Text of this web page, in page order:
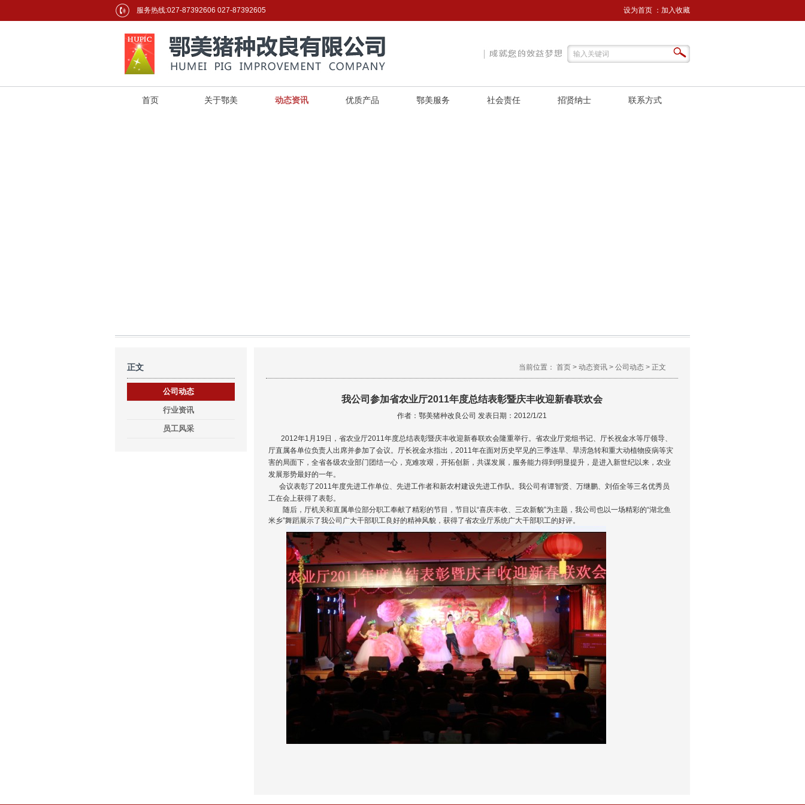
服务热线:027-87392606 027-87392605 设为首页 ： 加入收藏
首页 关于鄂美 动态资讯 优质产品 鄂美服务 社会责任 招贤纳士 联系方式
正文
公司动态
行业资讯
员工风采
当前位置： 首页 > 动态资讯 > 公司动态 > 正文
我公司参加省农业厅2011年度总结表彰暨庆丰收迎新春联欢会
作者：鄂美猪种改良公司 发表日期：2012/1/21
2012年1月19日，省农业厅2011年度总结表彰暨庆丰收迎新春联欢会隆重举行。省农业厅党组书记、厅长祝金水等厅领导、
厅直属各单位负责人出席并参加了会议。厅长祝金水指出，2011年在面对历史罕见的三季连旱、旱涝急转和重大动植物疫病等灾
害的局面下，全省各级农业部门团结一心，克难攻艰，开拓创新，共谋发展，服务能力得到明显提升，是进入新世纪以来，农业
发展形势最好的一年。
会议表彰了2011年度先进工作单位、先进工作者和新农村建设先进工作队。我公司有谭智贤、万继鹏、刘佰全等三名优秀员
工在会上获得了表彰。
随后，厅机关和直属单位部分职工奉献了精彩的节目，节目以“喜庆丰收、三农新貌”为主题，我公司也以一场精彩的“湖北鱼
米乡”舞蹈展示了我公司广大干部职工良好的精神风貌，获得了省农业厅系统广大干部职工的好评。